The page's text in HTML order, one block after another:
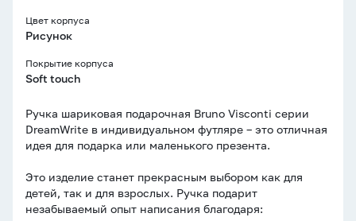
Цвет корпуса
Рисунок
Покрытие корпуса
Soft touch
Ручка шариковая подарочная Bruno Visconti серии
DreamWrite в индивидуальном футляре – это отличная
идея для подарка или маленького презента.
Это изделие станет прекрасным выбором как для
детей, так и для взрослых. Ручка подарит
незабываемый опыт написания благодаря: